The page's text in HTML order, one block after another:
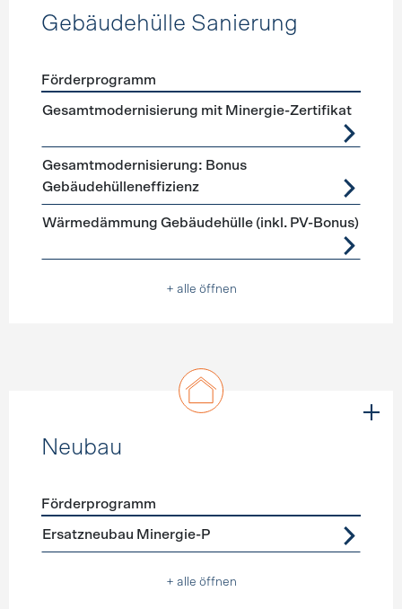
Gebäudehülle Sanierung
Förderprogramme Gebäudehülle Sanierung
Förderprogramm
Gesamtmodernisierung mit Minergie-Zertifikat
Gesamtmodernisierung: Bonus
Gebäudehülleneffizienz
Wärmedämmung Gebäudehülle (inkl. PV-Bonus)
+ alle öffnen
Neubau
Förderprogramme Neubau
Förderprogramm
Ersatzneubau Minergie-P
+ alle öffnen